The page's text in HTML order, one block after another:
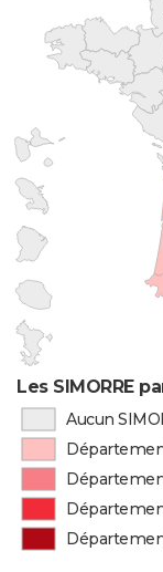
Les SIMORRE
Aucun